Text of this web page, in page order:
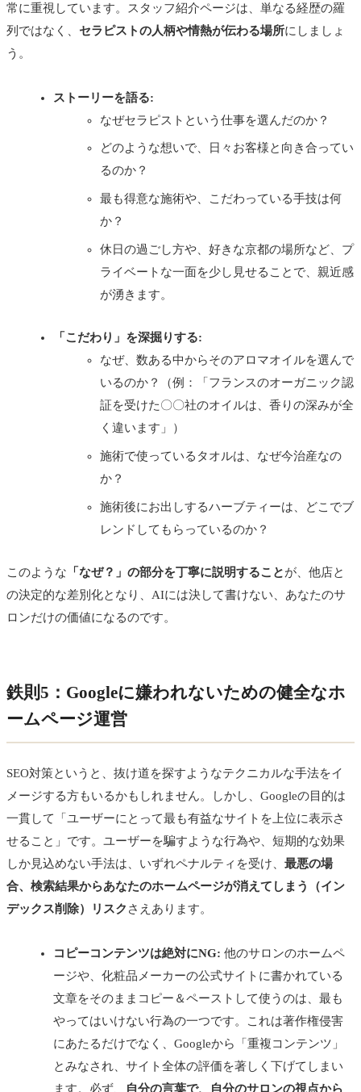
常に重視しています。スタッフ紹介ページは、単なる経歴の羅
列ではなく、 セラピストの人柄や情熱が伝わる場所にしましょ
う。
ストーリーを語る:
なぜセラピストという仕事を選んだのか？
どのような想いで、日々お客様と向き合ってい
るのか？
最も得意な施術や、こだわっている手技は何
か？
休日の過ごし方や、好きな京都の場所など、プ
ライベートな一面を少し見せることで、親近感
が湧きます。
「こだわり」を深掘りする:
なぜ、数ある中からそのアロマオイルを選んで
いるのか？（例：「フランスのオーガニック認
証を受けた〇〇社のオイルは、香りの深みが全
く違います」）
施術で使っているタオルは、なぜ今治産なの
か？
施術後にお出しするハーブティーは、どこでブ
レンドしてもらっているのか？
このような 「なぜ？」の部分を丁寧に説明することが、他店と
の決定的な差別化となり、AIには決して書けない、あなたのサ
ロンだけの価値になるのです。
鉄則5：Googleに嫌われないための健全なホ
ームページ運営
SEO対策というと、抜け道を探すようなテクニカルな手法をイ
メージする方もいるかもしれません。しかし、Googleの目的は
一貫して「ユーザーにとって最も有益なサイトを上位に表示さ
せること」です。ユーザーを騙すような行為や、短期的な効果
しか見込めない手法は、いずれペナルティを受け、 最悪の場
合、検索結果からあなたのホームページが消えてしまう（イン
デックス削除）リスク さえあります。
コピーコンテンツは絶対にNG: 他のサロンのホームペ
ージや、化粧品メーカーの公式サイトに書かれている
文章をそのままコピー＆ペーストして使うのは、最も
やってはいけない行為の一つです。これは著作権侵害
にあたるだけでなく、Googleから「重複コンテンツ」
とみなされ、サイト全体の評価を著しく下げてしまい
ます。必ず、
自分の言葉で、自分のサロンの視点から